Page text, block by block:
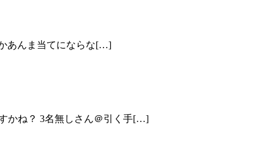
かあんま当てにならな[…]
すかね？ 3名無しさん＠引く手[…]